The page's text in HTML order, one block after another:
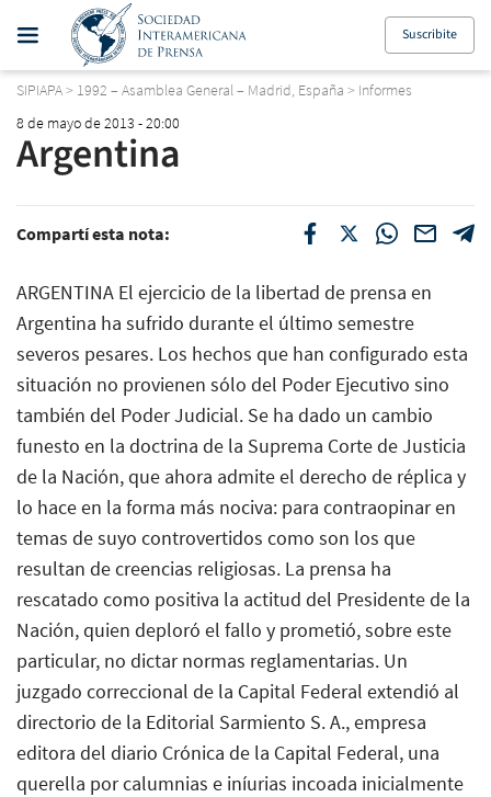
Suscribite
SIPIAPA> 1992 – Asamblea General – Madrid, España > Informes
8 de mayo de 2013 - 20:00
Argentina
Compartí esta nota:
ARGENTINA El ejercicio de la libertad de prensa en
Argentina ha sufrido durante el último semestre
severos pesares. Los hechos que han configurado esta
situación no provienen sólo del Poder Ejecutivo sino
también del Poder Judicial. Se ha dado un cambio
funesto en la doctrina de la Suprema Corte de Justicia
de la Nación, que ahora admite el derecho de réplica y
lo hace en la forma más nociva: para contraopinar en
temas de suyo controvertidos como son los que
resultan de creencias religiosas. La prensa ha
rescatado como positiva la actitud del Presidente de la
Nación, quien deploró el fallo y prometió, sobre este
particular, no dictar normas reglamentarias. Un
juzgado correccional de la Capital Federal extendió al
directorio de la Editorial Sarmiento S. A., empresa
editora del diario Crónica de la Capital Federal, una
querella por calumnias e iníurias incoada inicialmente